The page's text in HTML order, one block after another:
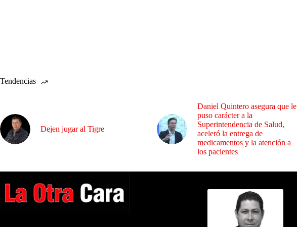
Tendencias
Dejen jugar al Tigre
Daniel Quintero asegura que le
puso carácter a la
Superintendencia de Salud,
aceleró la entrega de
medicamentos y la atención a
los pacientes